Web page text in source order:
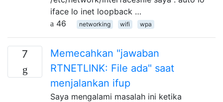
iface lo inet loopback …
46
networking wifi wpa
7
Memecahkan "jawaban
RTNETLINK: File ada" saat
menjalankan ifup
Saya mengalami masalah ini ketika